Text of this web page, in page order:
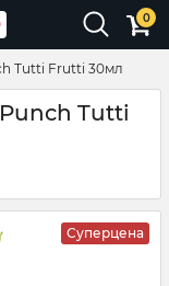
0
Tutti Frutti 30мл
Tutti
Суперцена